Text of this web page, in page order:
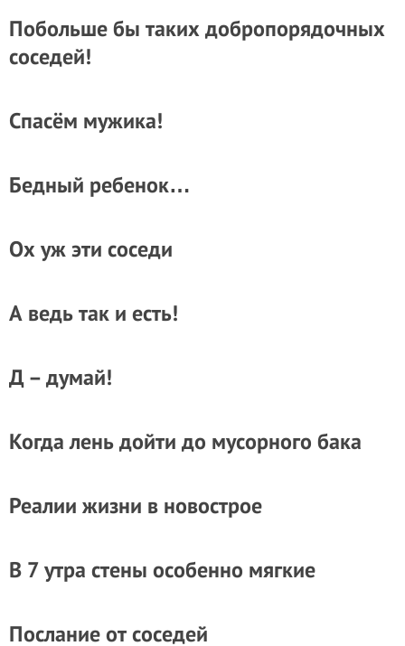
Побольше бы таких добропорядочных
соседей!
Спасём мужика!
Бедный ребенок…
Ох уж эти соседи
А ведь так и есть!
Д – думай!
Когда лень дойти до мусорного бака
Реалии жизни в новострое
В 7 утра стены особенно мягкие
Послание от соседей